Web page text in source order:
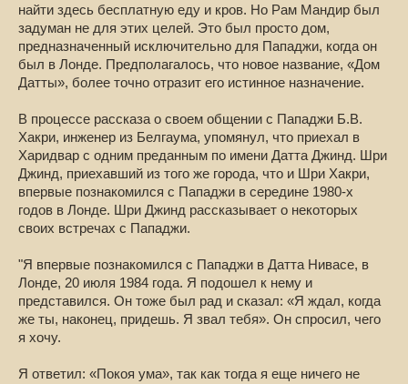
найти здесь бесплатную еду и кров. Но Рам Мандир был
задуман не для этих целей. Это был просто дом,
предназначенный исключительно для Пападжи, когда он
был в Лонде. Предполагалось, что новое название, «Дом
Датты», более точно отразит его истинное назначение.
В процессе рассказа о своем общении с Пападжи Б.В.
Хакри, инженер из Белгаума, упомянул, что приехал в
Харидвар с одним преданным по имени Датта Джинд. Шри
Джинд, приехавший из того же города, что и Шри Хакри,
впервые познакомился с Пападжи в середине 1980-х
годов в Лонде. Шри Джинд рассказывает о некоторых
своих встречах с Пападжи.
"Я впервые познакомился с Пападжи в Датта Нивасе, в
Лонде, 20 июля 1984 года. Я подошел к нему и
представился. Он тоже был рад и сказал: «Я ждал, когда
же ты, наконец, придешь. Я звал тебя». Он спросил, чего
я хочу.
Я ответил: «Покоя ума», так как тогда я еще ничего не